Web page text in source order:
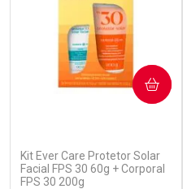
Kit Ever Care Protetor Solar
Facial FPS 30 60g + Corporal
FPS 30 200g
COMPRAR